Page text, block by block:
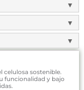
celulosa sostenible.
funcionalidad y bajo